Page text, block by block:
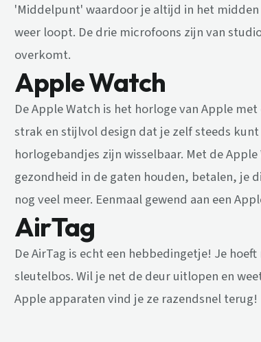
'Middelpunt' waardoor je altijd in het
weer loopt. De drie microfoons zijn van
overkomt.
Apple Watch
De Apple Watch is het horloge van Apple
strak en stijlvol design dat je zelf steeds
horlogebandjes zijn wisselbaar. Met de
gezondheid in de gaten houden, betalen, je
nog veel meer. Eenmaal gewend aan een
AirTag
De AirTag is echt een hebbedingetje! Je
sleutelbos. Wil je net de deur uitlopen en
Apple apparaten vind je ze razendsnel terug!